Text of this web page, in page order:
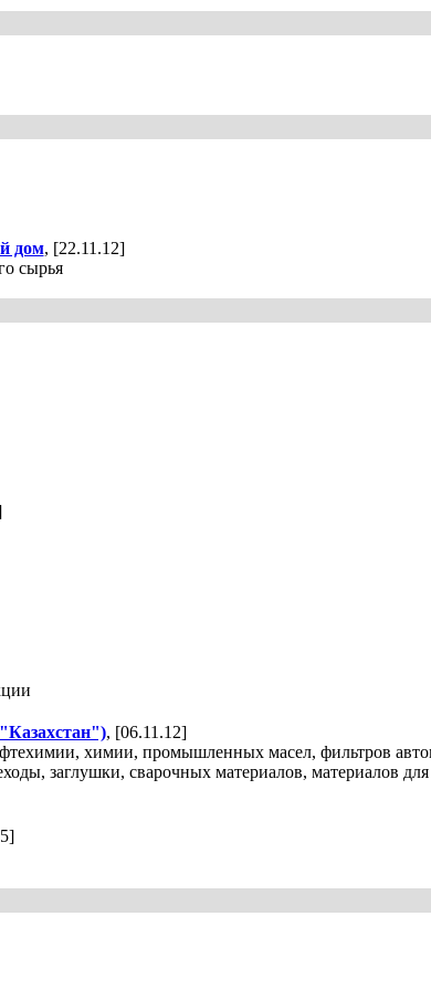
дом, [22.11.12]
сырья
, [06.11.12]
химии, промышленных масел, фильтров
заглушки, сварочных материалов, материалов